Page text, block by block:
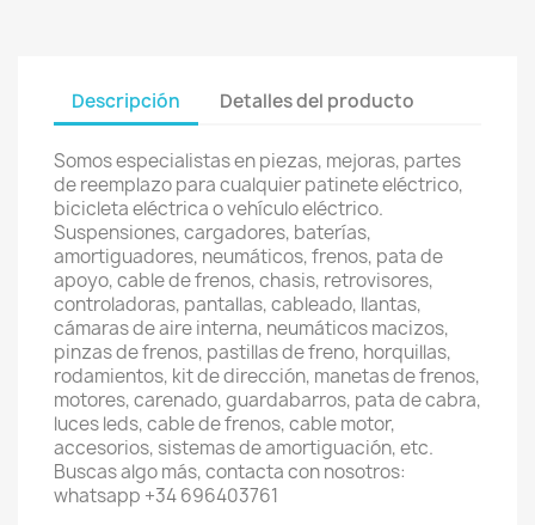
Descripción Detalles del producto
Somos especialistas en piezas, mejoras, partes
de reemplazo para cualquier patinete eléctrico,
bicicleta eléctrica o vehículo eléctrico.
Suspensiones, cargadores, baterías,
amortiguadores, neumáticos, frenos, pata de
apoyo, cable de frenos, chasis, retrovisores,
controladoras, pantallas, cableado, llantas,
cámaras de aire interna, neumáticos macizos,
pinzas de frenos, pastillas de freno, horquillas,
rodamientos, kit de dirección, manetas de frenos,
motores, carenado, guardabarros, pata de cabra,
luces leds, cable de frenos, cable motor,
accesorios, sistemas de amortiguación, etc.
Buscas algo más, contacta con nosotros:
whatsapp +34 696403761